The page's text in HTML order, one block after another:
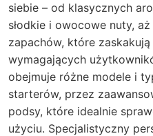
siebie – od klasycznych
słodkie i owocowe nuty,
zapachów, które
wymagających
obejmuje różne modele i
starterów, przez
podsy, które idealnie
użyciu. Specjalistyczny